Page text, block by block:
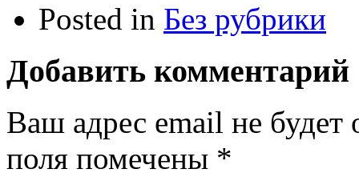
Posted in Без рубрики
Добавить комментарий
Ваш адрес email не будет
поля помечены *